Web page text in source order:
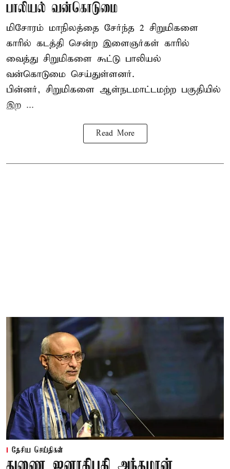
பாலியல் வன்கொடுமை
மிசோரம் மாநிலத்தை சேர்ந்த 2 சிறுமிகளை
காரில் கடத்தி சென்ற இளைஞர்கள் காரில்
வைத்து சிறுமிகளை கூட்டு பாலியல்
வன்கொடுமை செய்துள்ளனர்.
பின்னர், சிறுமிகளை ஆள்நடமாட்டமற்ற பகுதியில்
இற ...
Read More
தேசிய செய்திகள்